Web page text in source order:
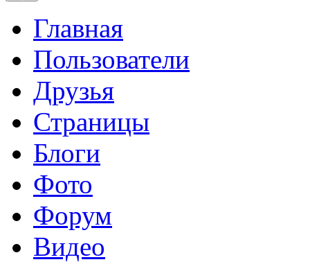
Главная
Пользователи
Друзья
Страницы
Блоги
Фото
Форум
Видео